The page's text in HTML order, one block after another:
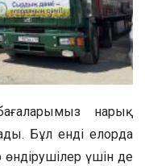
нарық
Бұл енді елорда
өндірушілер үшін де